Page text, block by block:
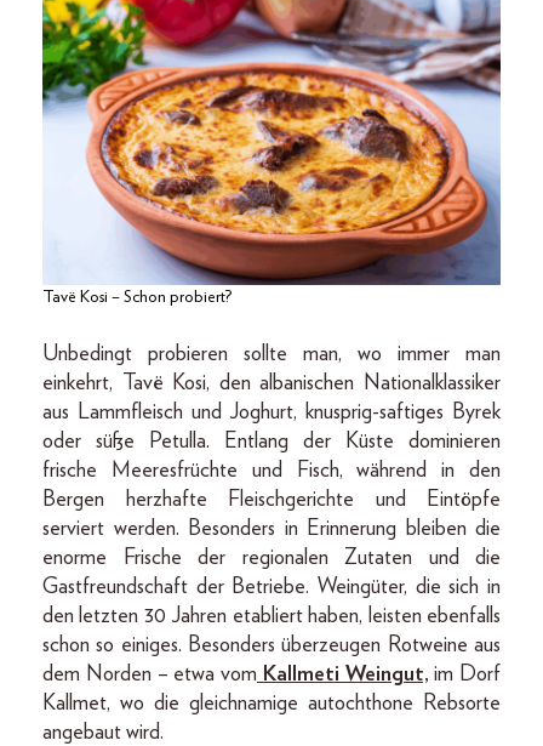
Tavë Kosi – Schon probiert?
Unbedingt probieren sollte man, wo immer man
einkehrt, Tavë Kosi, den albanischen Nationalklassiker
aus Lammfleisch und Joghurt, knusprig-saftiges Byrek
oder süße Petulla. Entlang der Küste dominieren
frische Meeresfrüchte und Fisch, während in den
Bergen herzhafte Fleischgerichte und Eintöpfe
serviert werden. Besonders in Erinnerung bleiben die
enorme Frische der regionalen Zutaten und die
Gastfreundschaft der Betriebe. Weingüter, die sich in
den letzten 30 Jahren etabliert haben, leisten ebenfalls
schon so einiges. Besonders überzeugen Rotweine aus
dem Norden – etwa vom Kallmeti Weingut, im Dorf
Kallmet, wo die gleichnamige autochthone Rebsorte
angebaut wird.